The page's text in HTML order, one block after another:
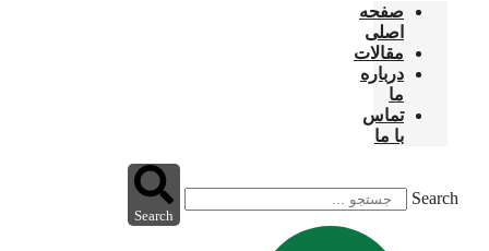
صفحه
اصلی
مقالات
درباره
ما
تماس
با ما
Search
Search